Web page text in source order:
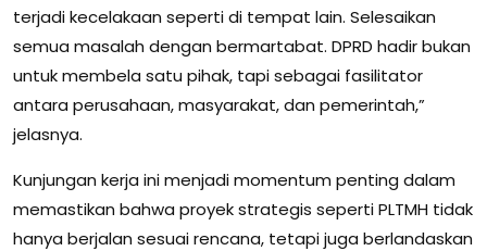
terjadi kecelakaan seperti di tempat lain. Selesaikan
semua masalah dengan bermartabat. DPRD hadir bukan
untuk membela satu pihak, tapi sebagai fasilitator
antara perusahaan, masyarakat, dan pemerintah,”
jelasnya.
Kunjungan kerja ini menjadi momentum penting dalam
memastikan bahwa proyek strategis seperti PLTMH tidak
hanya berjalan sesuai rencana, tetapi juga berlandaskan